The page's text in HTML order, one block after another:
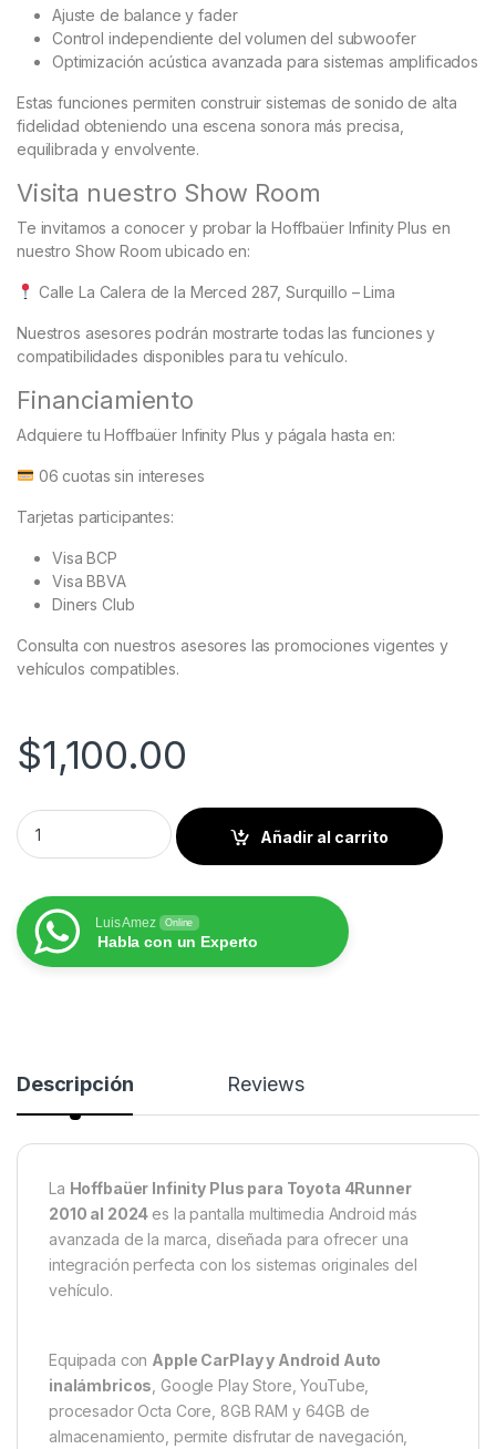
Ajuste de balance y fader
Control independiente del volumen del subwoofer
Optimización acústica avanzada para sistemas amplificados
Estas funciones permiten construir sistemas de sonido de alta
fidelidad obteniendo una escena sonora más precisa,
equilibrada y envolvente.
Visita nuestro Show Room
Te invitamos a conocer y probar la Hoffbaüer Infinity Plus en
nuestro Show Room ubicado en:
Calle La Calera de la Merced 287, Surquillo – Lima
Nuestros asesores podrán mostrarte todas las funciones y
compatibilidades disponibles para tu vehículo.
Financiamiento
Adquiere tu Hoffbaüer Infinity Plus y págala hasta en:
06 cuotas sin intereses
Tarjetas participantes:
Visa BCP
Visa BBVA
Diners Club
Consulta con nuestros asesores las promociones vigentes y
vehículos compatibles.
$1,100.00
Toyota 4Runner 2010 al 2024 Pantalla Hoffbaüer Infinity
Añadir al carrito
Luis Amez Online
Habla con un Experto
Descripción Reviews
La Hoffbaüer Infinity Plus para Toyota 4Runner
2010 al 2024 es la pantalla multimedia Android más
avanzada de la marca, diseñada para ofrecer una
integración perfecta con los sistemas originales del
vehículo.
Equipada con Apple CarPlay y Android Auto
inalámbricos , Google Play Store, YouTube,
procesador Octa Core, 8GB RAM y 64GB de
almacenamiento, permite disfrutar de navegación,